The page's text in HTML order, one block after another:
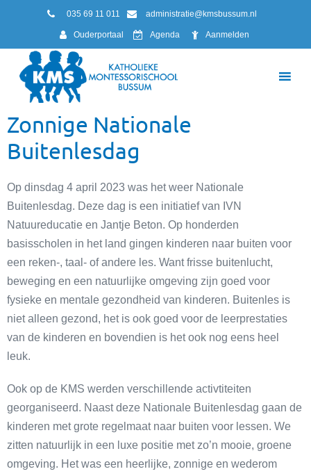
035 69 11 011 administratie@kmsbussum.nl
Ouderportaal Agenda Aanmelden
Zonnige Nationale
Buitenlesdag
Op dinsdag 4 april 2023 was het weer Nationale
Buitenlesdag. Deze dag is een initiatief van IVN
Natuureducatie en Jantje Beton. Op honderden
basisscholen in het land gingen kinderen naar buiten voor
een reken-, taal- of andere les. Want frisse buitenlucht,
beweging en een natuurlijke omgeving zijn goed voor
fysieke en mentale gezondheid van kinderen. Buitenles is
niet alleen gezond, het is ook goed voor de leerprestaties
van de kinderen en bovendien is het ook nog eens heel
leuk.
Ook op de KMS werden verschillende activtiteiten
georganiseerd. Naast deze Nationale Buitenlesdag gaan de
kinderen met grote regelmaat naar buiten voor lessen. We
zitten natuurlijk in een luxe positie met zo’n mooie, groene
omgeving. Het was een heerlijke, zonnige en wederom